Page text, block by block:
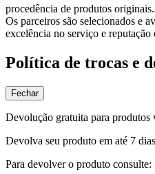
procedência de produtos originais.
Os parceiros são selecionados e
excelência no serviço e reputação
Política de trocas e
Fechar
Devolução gratuita para produtos
Devolva seu produto em até 7
Para devolver o produto consulte: